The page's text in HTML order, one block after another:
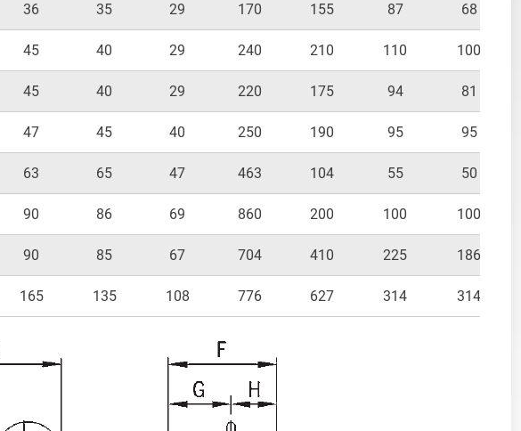
36 35 29 170 155 87 68
45 40 29 240 210 110 100
45 40 29 220 175 94 81
47 45 40 250 190 95 95
63 65 47 463 104 55 50
90 86 69 860 200 100 100
90 85 67 704 410 225 186
165 135 108 776 627 314 314